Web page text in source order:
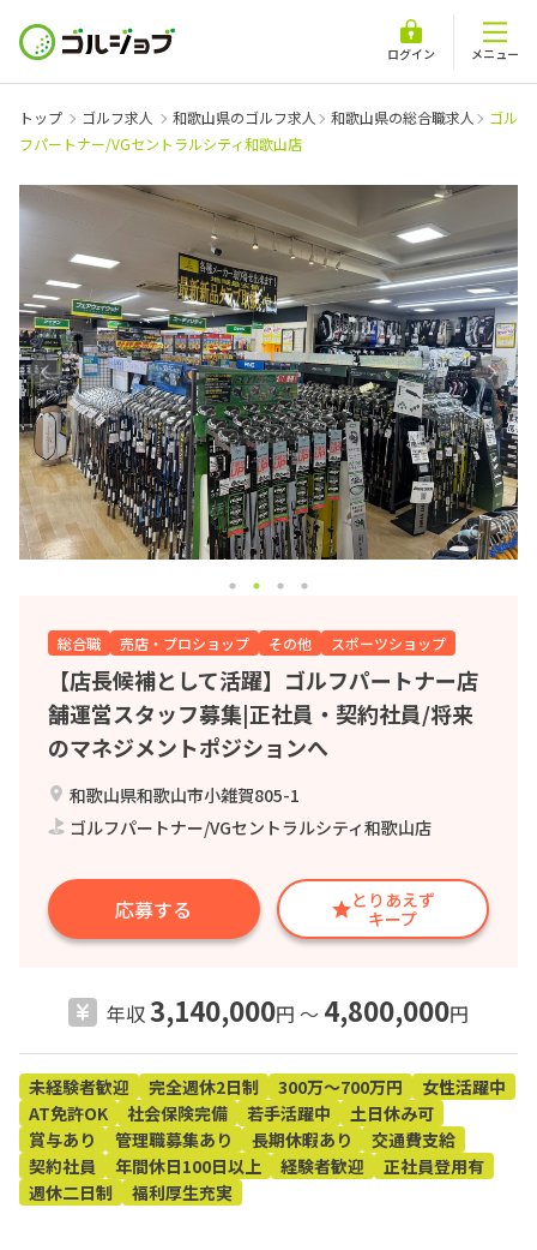
ログイン メニュー
トップ ゴルフ求人 和歌山県のゴルフ求人 和歌山県の総合職求人
ゴル
フパートナー/VGセントラルシティ和歌山店
総合職 売店・プロショップ その他 スポーツショップ
【店長候補として活躍】ゴルフパートナー店
舗運営スタッフ募集|正社員・契約社員/将来
のマネジメントポジションへ
和歌山県和歌山市小雑賀805-1
ゴルフパートナー/VGセントラルシティ和歌山店
応募する
とりあえず
キープ
年収3,140,000円 〜 4,800,000円
未経験者歓迎 完全週休2日制 300万～700万円
女性活躍中
AT免許OK
社会保険完備 若手活躍中
土日休み可
賞与あり
管理職募集あり 長期休暇あり
交通費支給
契約社員
年間休日100日以上 経験者歓迎
正社員登用有
週休二日制
福利厚生充実